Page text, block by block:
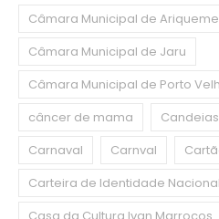
Câmara Municipal de
Câmara Municipal de Jaru
Câmara Municipal de Porto
câncer de mama
Carnaval
Carnval
Carteira de Identidade Nacional